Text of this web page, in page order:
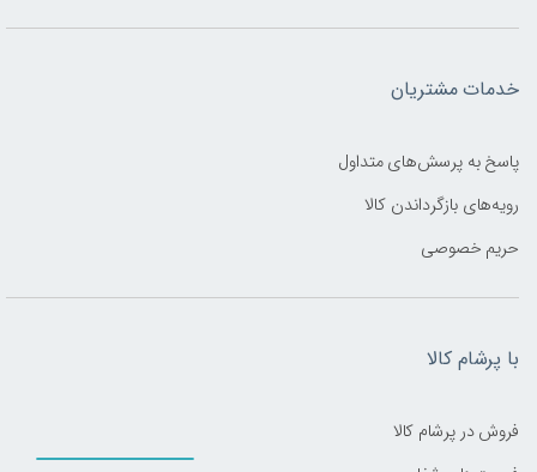
خدمات مشتریان
پاسخ به پرسش‌های متداول
رویه‌های بازگرداندن کالا
حریم خصوصی
با پرشام کالا
فروش در پرشام کالا